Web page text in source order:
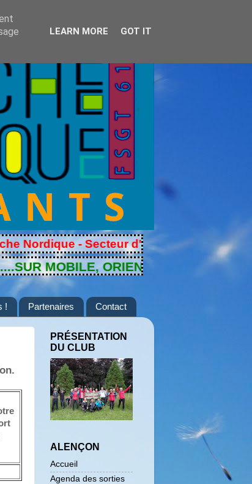
- Secteur d'Alençon - Secteur du
ORIENTEZ VOTRE ECRAN EN
! Partenaires Contact
PRÉSENTATION
DU CLUB
ALENÇON
Accueil
Agenda des sorties
LEARN MORE GOT IT